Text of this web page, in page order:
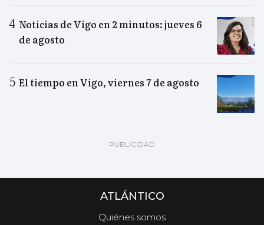
Noticias de Vigo en 2 minutos: jueves 6
de agosto
El tiempo en Vigo, viernes 7 de agosto
ATLÁNTICO
Quiénes somos